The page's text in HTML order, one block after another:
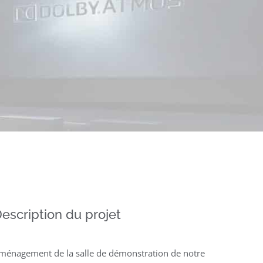
du projet
de la salle de démonstration de notre